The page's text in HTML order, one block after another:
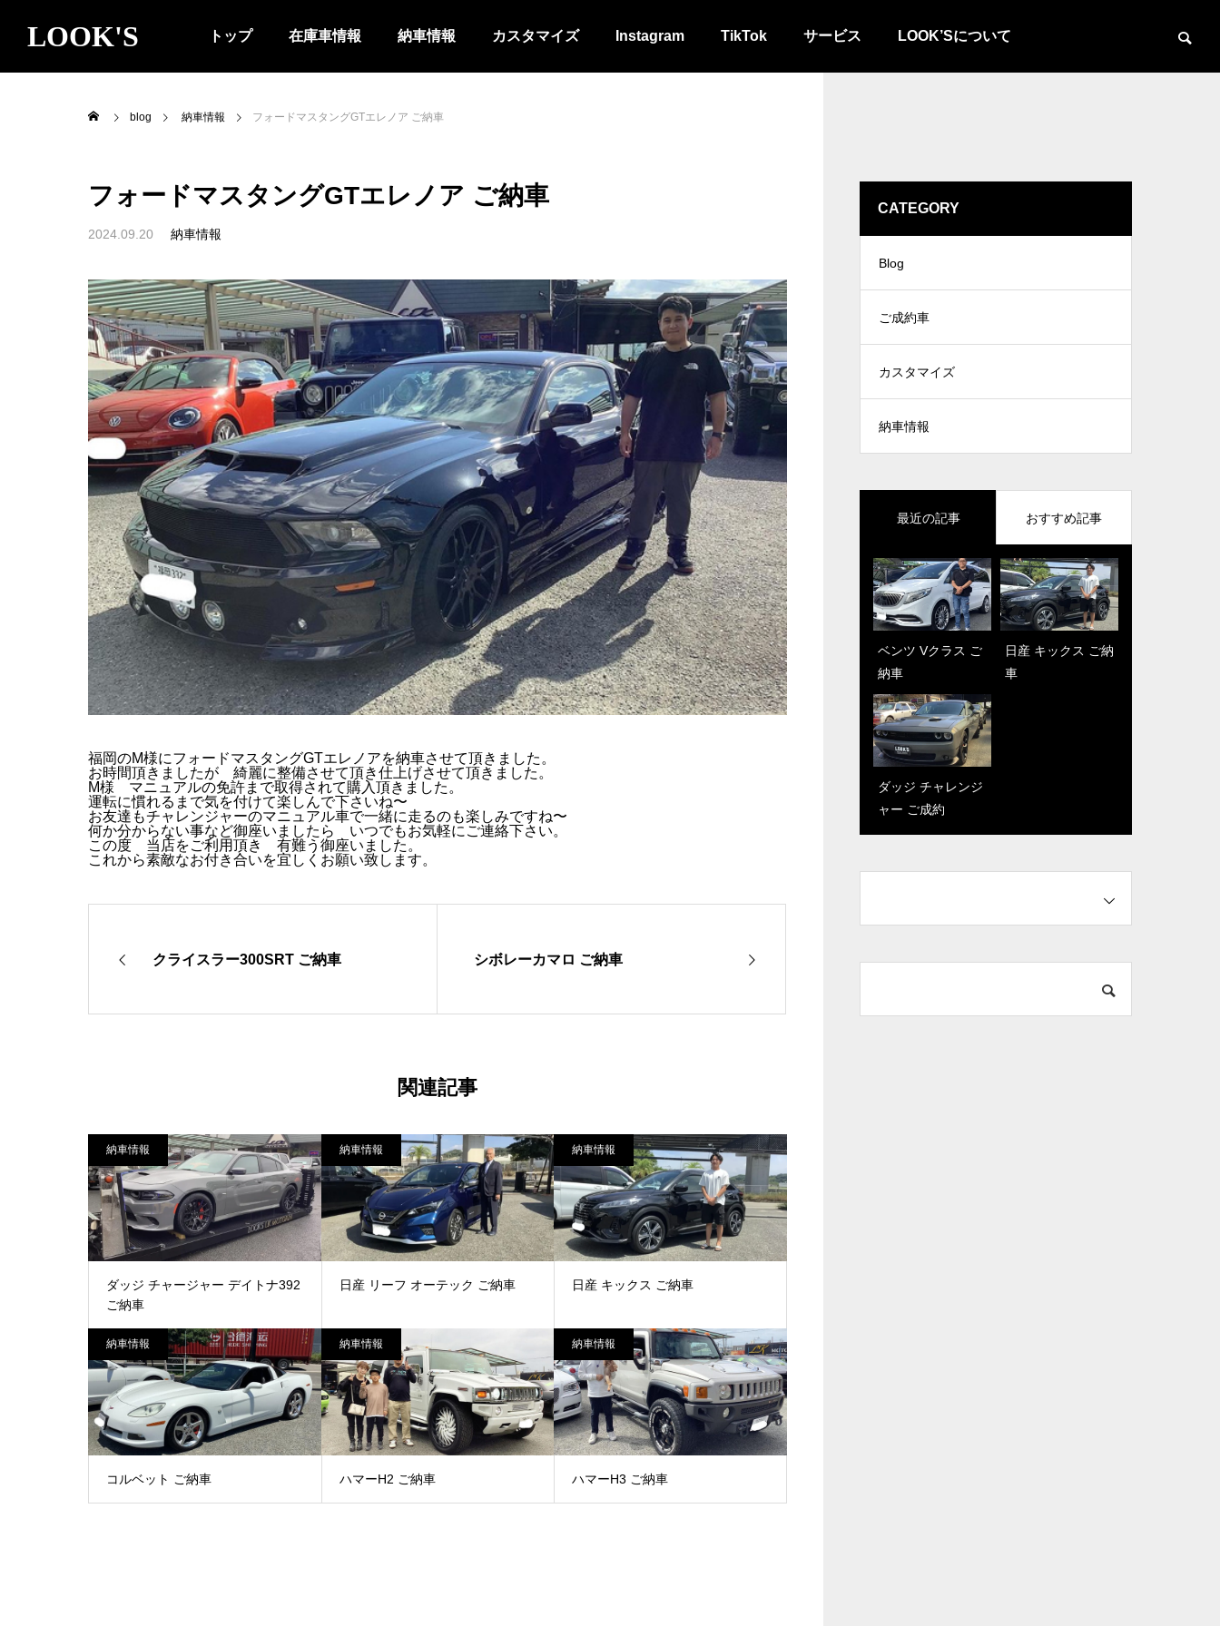
LOOK'S トップ 在庫車情報 納車情報 カスタマイズ Instagram TikTok サービス LOOK’Sについて
blog 納車情報 フォードマスタングGTエレノア ご納車
フォードマスタングGTエレノア ご納車
2024.09.20 納車情報
福岡のM様にフォードマスタングGTエレノアを納車させて頂きました。
お時間頂きましたが 綺麗に整備させて頂き仕上げさせて頂きました。
M様 マニュアルの免許まで取得されて購入頂きました。
運転に慣れるまで気を付けて楽しんで下さいね〜
お友達もチャレンジャーのマニュアル車で一緒に走るのも楽しみですね〜
何か分からない事など御座いましたら いつでもお気軽にご連絡下さい。
この度 当店をご利用頂き 有難う御座いました。
これから素敵なお付き合いを宜しくお願い致します。
クライスラー300SRT ご納車 シボレーカマロ ご納車
関連記事
納車情報
ダッジ チャージャー デイトナ392
ご納車
納車情報
日産 リーフ オーテック ご納車
納車情報
日産 キックス ご納車
納車情報
コルベット ご納車
納車情報
ハマーH2 ご納車
納車情報
ハマーH3 ご納車
CATEGORY
Blog
ご成約車
カスタマイズ
納車情報
最近の記事 おすすめ記事
ベンツ Vクラス ご
納車
日産 キックス ご納
車
ダッジ チャレンジ
ャー ご成約
クラウンRS ご納
車
クライスラー300
ラグジュアリー ご
ルーミー ご納車